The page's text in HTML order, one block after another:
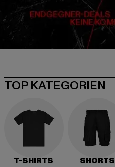
TOP KATEGORIEN
T-SHIRTS SHORTS